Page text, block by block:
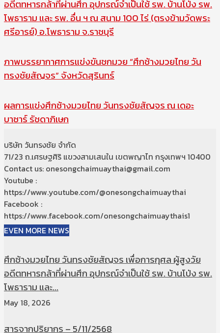
อดีตทหารกล้าที่ผ่านศึก อุปกรณ์จำเป็นใช้ รพ. บ้านโป่ง รพ.
โพธาราม และ รพ. อื่น ฯ ณ สนาม 100 ไร่ (ตรงข้ามวัดพระ
ศรีอารย์) อ.โพธาราม จ.ราชบุรี
ภาพบรรยากาศการแข่งขันชกมวย “ศึกช้างมวยไทย วัน
ทรงชัยสัญจร” จังหวัดสุรินทร์
ผลการแข่งศึกช้างมวยไทย วันทรงชัยสัญจร ณ เดอะ
บาซาร์ รัชดาภิเษก
บริษัท วันทรงชัย จำกัด
71/23 ถ.เศรษฐศิริ แขวงสามเสนใน เขตพญาไท กรุงเทพฯ 10400
Contact us: onesongchaimuaythai@gmail.com
Youtube :
https://www.youtube.com/@onesongchaimuaythai
Facebook :
https://www.facebook.com/onesongchaimuaythais1
EVEN MORE NEWS
ศึกช้างมวยไทย วันทรงชัยสัญจร เพื่อการกุศล ผู้สูงวัย
อดีตทหารกล้าที่ผ่านศึก อุปกรณ์จำเป็นใช้ รพ. บ้านโป่ง รพ.
โพธาราม และ...
May 18, 2026
สารจากปริยากร – 5/11/2568